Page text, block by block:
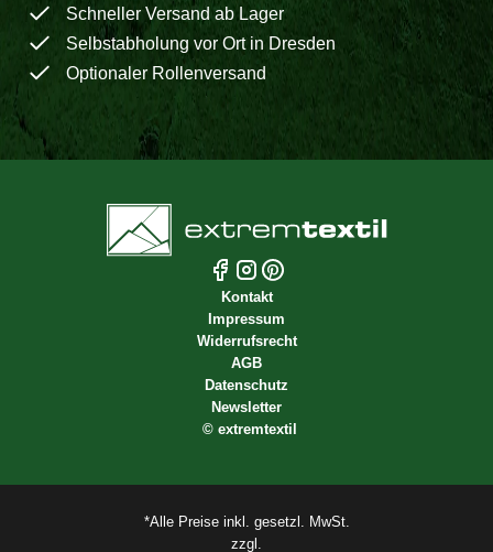
Schneller Versand ab Lager
Selbstabholung vor Ort in Dresden
Optionaler Rollenversand
Kontakt
Impressum
Widerrufsrecht
AGB
Datenschutz
Newsletter
© extremtextil
*Alle Preise inkl. gesetzl. MwSt.
zzgl.